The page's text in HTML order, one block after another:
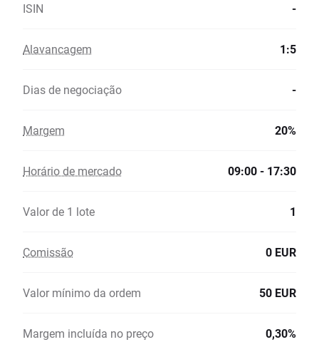
ISIN -
Alavancagem 1:5
Dias de negociação -
Margem 20%
Horário de mercado 09:00 - 17:30
Valor de 1 lote 1
Comissão 0 EUR
Valor mínimo da ordem 50 EUR
Margem incluída no preço 0,30%